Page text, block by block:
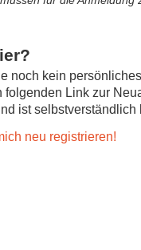
noch kein
folgenden Link zur
ist selbstverständlich
neu registrieren!